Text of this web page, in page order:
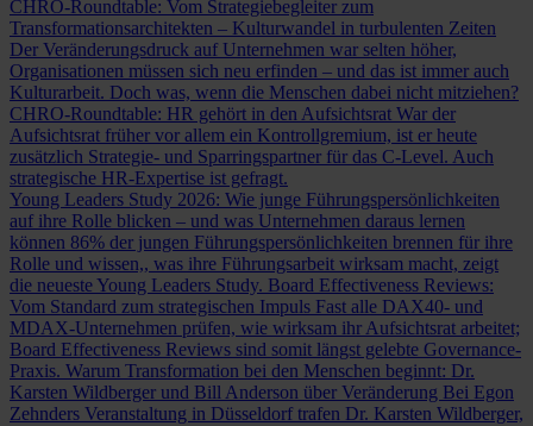
CHRO-Roundtable: Vom Strategiebegleiter zum
Transformationsarchitekten – Kulturwandel in turbulenten Zeiten
Der Veränderungsdruck auf Unternehmen war selten höher,
Organisationen müssen sich neu erfinden – und das ist immer auch
Kulturarbeit. Doch was, wenn die Menschen dabei nicht mitziehen?
CHRO-Roundtable: HR gehört in den Aufsichtsrat War der
Aufsichtsrat früher vor allem ein Kontrollgremium, ist er heute
zusätzlich Strategie- und Sparringspartner für das C-Level. Auch
strategische HR-Expertise ist gefragt.
Young Leaders Study 2026: Wie junge Führungspersönlichkeiten
auf ihre Rolle blicken – und was Unternehmen daraus lernen
können 86% der jungen Führungspersönlichkeiten brennen für ihre
Rolle und wissen,, was ihre Führungsarbeit wirksam macht, zeigt
die neueste Young Leaders Study. Board Effectiveness Reviews:
Vom Standard zum strategischen Impuls Fast alle DAX40- und
MDAX-Unternehmen prüfen, wie wirksam ihr Aufsichtsrat arbeitet;
Board Effectiveness Reviews sind somit längst gelebte Governance-
Praxis. Warum Transformation bei den Menschen beginnt: Dr.
Karsten Wildberger und Bill Anderson über Veränderung Bei Egon
Zehnders Veranstaltung in Düsseldorf trafen Dr. Karsten Wildberger,